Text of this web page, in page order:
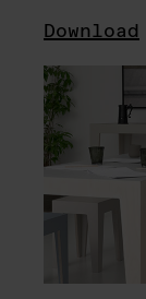
Download